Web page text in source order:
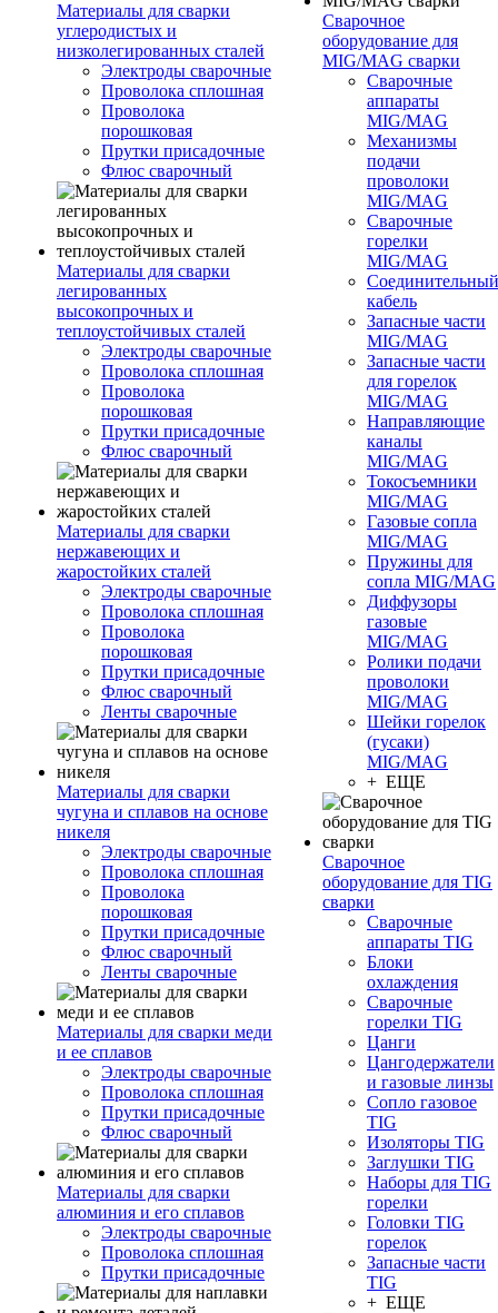
Материалы для сварки
углеродистых и
низколегированных сталей
Электроды сварочные
Проволока сплошная
Проволока
порошковая
Прутки присадочные
Флюс сварочный
Материалы для сварки
легированных
высокопрочных и
теплоустойчивых сталей
Электроды сварочные
Проволока сплошная
Проволока
порошковая
Прутки присадочные
Флюс сварочный
Материалы для сварки
нержавеющих и
жаростойких сталей
Электроды сварочные
Проволока сплошная
Проволока
порошковая
Прутки присадочные
Флюс сварочный
Ленты сварочные
Материалы для сварки
чугуна и сплавов на основе
никеля
Электроды сварочные
Проволока сплошная
Проволока
порошковая
Прутки присадочные
Флюс сварочный
Ленты сварочные
Материалы для сварки меди
и ее сплавов
Электроды сварочные
Проволока сплошная
Прутки присадочные
Флюс сварочный
Материалы для сварки
алюминия и его сплавов
Электроды сварочные
Проволока сплошная
Прутки присадочные
Сварочное
оборудование для
MIG/MAG сварки
Сварочные
аппараты
MIG/MAG
Механизмы
подачи
проволоки
MIG/MAG
Сварочные
горелки
MIG/MAG
Соединительный
кабель
Запасные части
MIG/MAG
Запасные части
для горелок
MIG/MAG
Направляющие
каналы
MIG/MAG
Токосъемники
MIG/MAG
Газовые сопла
MIG/MAG
Пружины для
сопла MIG/MAG
Диффузоры
газовые
MIG/MAG
Ролики подачи
проволоки
MIG/MAG
Шейки горелок
(гусаки)
MIG/MAG
+ ЕЩЕ
Сварочное
оборудование для TIG
сварки
Сварочные
аппараты TIG
Блоки
охлаждения
Сварочные
горелки TIG
Цанги
Цангодержатели
и газовые линзы
Сопло газовое
TIG
Изоляторы TIG
Заглушки TIG
Наборы для TIG
горелки
Головки TIG
горелок
Запасные части
TIG
+ ЕЩЕ